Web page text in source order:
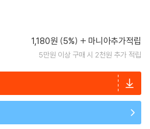
1,180원 (5%) 마니아추가적립
5만원 이상 구매 시 2천원 추가 적립